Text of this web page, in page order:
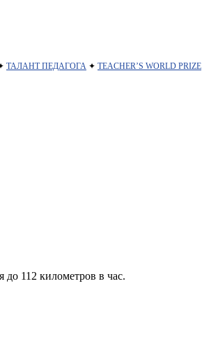
ТАЛАНТ ПЕДАГОГА ✦ TEACHER’S WORLD PRIZE
до 112 километров в час.